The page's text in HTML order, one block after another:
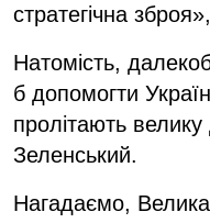
стратегічна
Натомість,
б допомогти
пролітають
Зеленський.
Нагадаємо, Велика